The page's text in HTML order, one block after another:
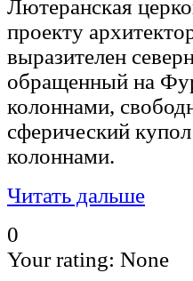
Лютеранская
проекту
выразителен
обращенный на
колоннами,
сферический
колоннами.
Читать дальше
0
Your rating: None